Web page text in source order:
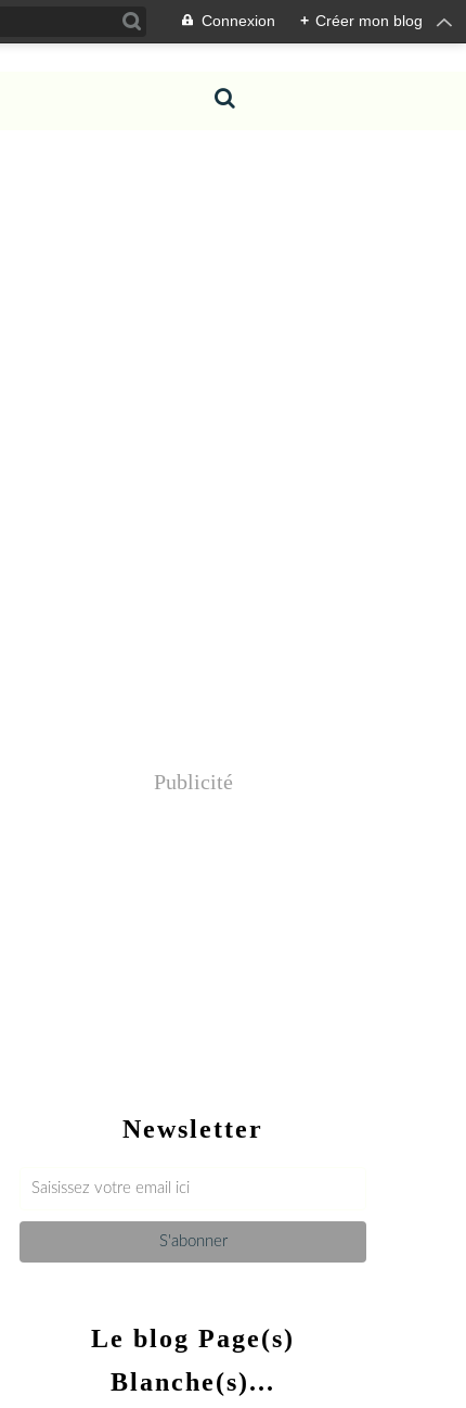
Connexion + Créer mon blog
Newsletter
Publicité
Le blog Page(s)
Blanche(s)...